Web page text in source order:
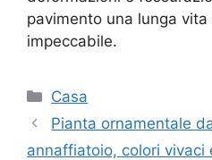
pavimento una lunga
impeccabile.
Categorie
Casa
Pianta ornamentale
annaffiatoio, colori vivaci